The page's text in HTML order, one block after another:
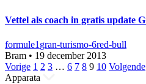
Vettel als coach in gratis update
formule1 gran-turismo-6red-bull
Bram • 19 december 2013
Berichten
Vorige 1 2 3 … 6 7 8 9 10 Volgende
Apparata